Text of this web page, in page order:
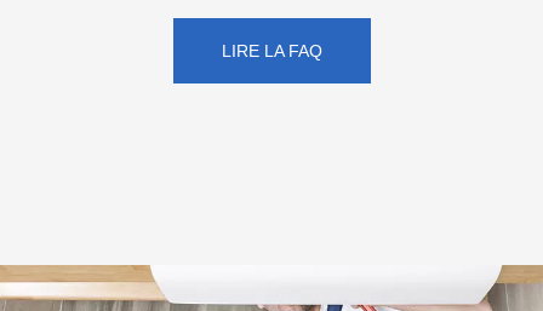
LIRE LA FAQ